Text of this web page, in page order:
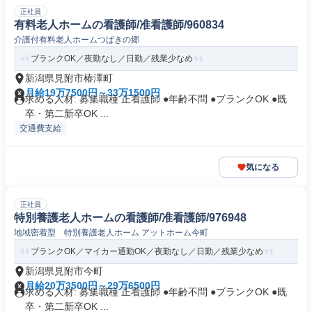
正社員
有料老人ホームの看護師/准看護師/960834
介護付有料老人ホームつばきの郷
ブランクOK／夜勤なし／日勤／残業少なめ
新潟県見附市椿澤町
月給19万7500円～33万1500円
求める人材: 募集職種 正看護師 ●年齢不問 ●ブランクOK ●既
卒・第二新卒OK ...
交通費支給
気になる
正社員
特別養護老人ホームの看護師/准看護師/976948
地域密着型 特別養護老人ホーム アットホーム今町
ブランクOK／マイカー通勤OK／夜勤なし／日勤／残業少なめ
新潟県見附市今町
月給20万3500円～29万6500円
求める人材: 募集職種 正看護師 ●年齢不問 ●ブランクOK ●既
卒・第二新卒OK ...